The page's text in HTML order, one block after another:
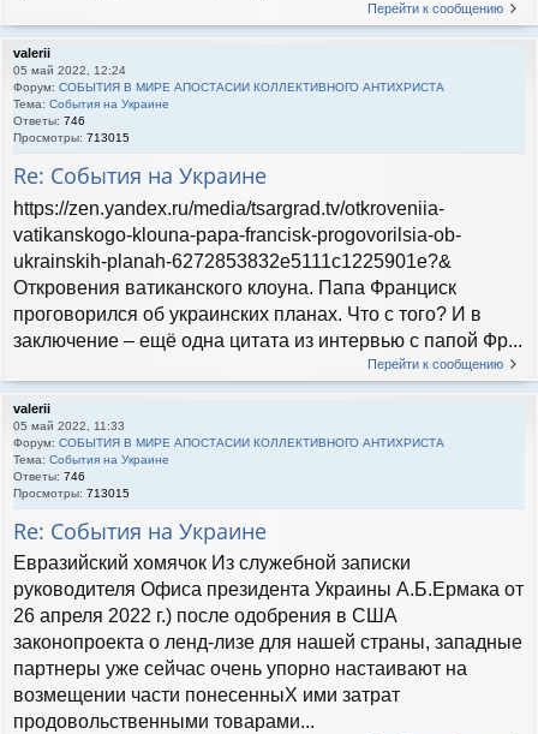
Перейти к сообщению
valerii
05 май 2022, 12:24
Форум: СОБЫТИЯ В МИРЕ АПОСТАСИИ КОЛЛЕКТИВНОГО АНТИХРИСТА
Тема: События на Украине
Ответы: 746
Просмотры: 713015
Re: События на Украине
https://zen.yandex.ru/media/tsargrad.tv/otkroveniia-
vatikanskogo-klouna-papa-francisk-progovorilsia-ob-
ukrainskih-planah-6272853832e5111c1225901e?&
Откровения ватиканского клоуна. Папа Франциск
проговорился об украинских планах. Что с того? И в
заключение – ещё одна цитата из интервью с папой Фр...
Перейти к сообщению
valerii
05 май 2022, 11:33
Форум: СОБЫТИЯ В МИРЕ АПОСТАСИИ КОЛЛЕКТИВНОГО АНТИХРИСТА
Тема: События на Украине
Ответы: 746
Просмотры: 713015
Re: События на Украине
Евразийский хомячок Из служебной записки
руководителя Офиса президента Украины А.Б.Ермака от
26 апреля 2022 г.) после одобрения в США
законопроекта о ленд-лизе для нашей страны, западные
партнеры уже сейчас очень упорно настаивают на
возмещении части понесенныХ ими затрат
продовольственными товарами...